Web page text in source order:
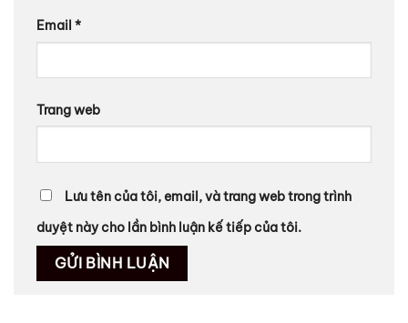
Email *
Trang web
Lưu tên của tôi, email, và trang web trong trình
duyệt này cho lần bình luận kế tiếp của tôi.